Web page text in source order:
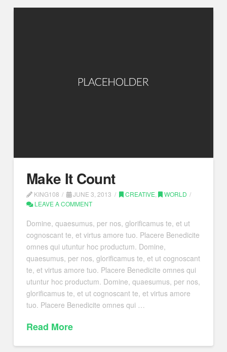
Make It Count
KING108 JUNE 3, 2013 CREATIVE,
WORLD
LEAVE A COMMENT
Domine, quaesumus, per nos, glorificamus te, et ut
cognoscant te, et virtus amore tuo. Placere Benedicite
omnes qui utuntur hoc productum. Domine,
quaesumus, per nos, glorificamus te, et ut cognoscant
te, et virtus amore tuo. Placere Benedicite omnes qui
utuntur hoc productum. Domine, quaesumus, per nos,
glorificamus te, et ut cognoscant te, et virtus amore
tuo. Placere Benedicite omnes qui …
Read More